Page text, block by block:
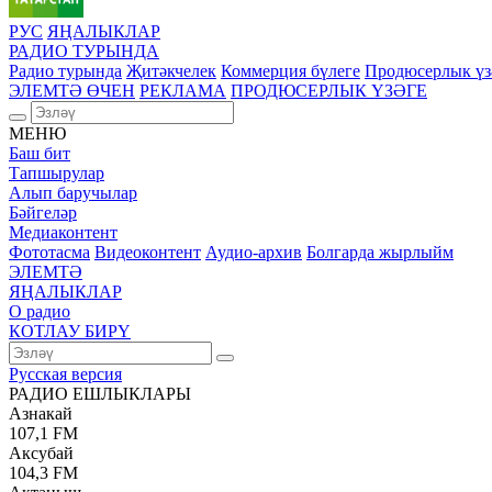
РУС ЯҢАЛЫКЛАР
РАДИО ТУРЫНДА
Радио турында Җитәкчелек Коммерция бүлеге Продюсерлык
ЭЛЕМТӘ ӨЧЕН РЕКЛАМА ПРОДЮСЕРЛЫК ҮЗӘГЕ
МЕНЮ
Баш бит
Тапшырулар
Алып баручылар
Бәйгеләр
Медиаконтент
Фототасма Видеоконтент Аудио-архив Болгарда жырлыйм
ЭЛЕМТӘ
ЯҢАЛЫКЛАР
О радио
КОТЛАУ БИРҮ
Русская версия
РАДИО ЕШЛЫКЛАРЫ
Азнакай
107,1 FM
Аксубай
104,3 FM